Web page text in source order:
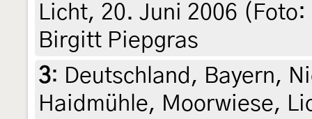
Licht, 20. Juni 2006
Birgitt Piepgras
3: Deutschland, Bayern,
Haidmühle, Moorwiese,